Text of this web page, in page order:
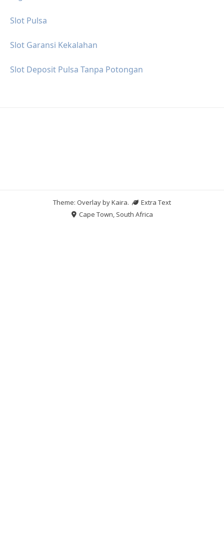
Slot Pulsa
Slot Garansi Kekalahan
Slot Deposit Pulsa Tanpa Potongan
Theme: Overlay byKaira.
Extra Text
Cape Town, South Africa